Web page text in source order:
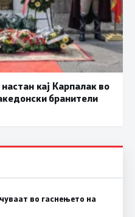
кај Карпалак во
бранители
во гаснењето на